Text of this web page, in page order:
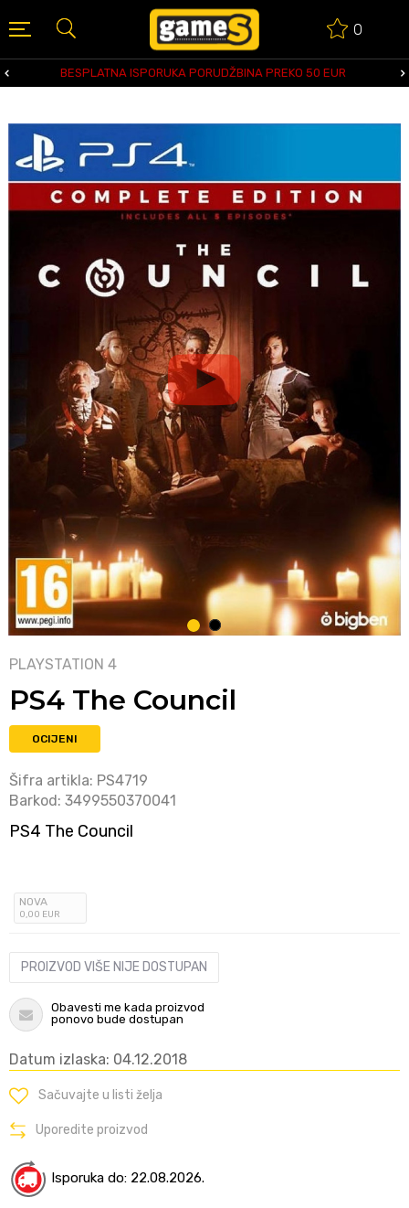
0
BESPLATNA ISPORUKA PORUDŽBINA PREKO 50 EUR
1 2
PLAYSTATION 4
PS4 The Council
OCIJENI
Šifra artikla: PS4719
Barkod: 3499550370041
PS4 The Council
NOVA
0,00 EUR
PROIZVOD VIŠE NIJE DOSTUPAN
Obavesti me kada proizvod
ponovo bude dostupan
Datum izlaska: 04.12.2018
Sačuvajte u listi želja
Uporedite proizvod
Isporuka do: 22.08.2026.